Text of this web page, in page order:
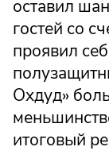
оставил
гостей со
проявил
Охдуд»
итоговый